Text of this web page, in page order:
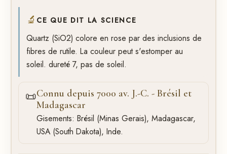
🔬 CE QUE DIT LA SCIENCE
Quartz (SiO2) colore en rose par des inclusions de
fibres de rutile. La couleur peut s'estomper au
soleil. dureté 7, pas de soleil.
📜Connu depuis 7000 av. J.-C. - Brésil et
Madagascar
Gisements: Brésil (Minas Gerais), Madagascar,
USA (South Dakota), Inde.